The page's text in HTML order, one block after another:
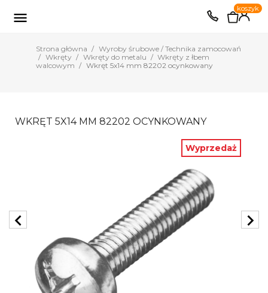
EUR PLN

0
koszyk
Strona główna
Wyroby śrubowe / Technika zamocowań
Wkręty
Wkręty do metalu
Wkręty z łbem
walcowym
Wkręt 5x14 mm 82202 ocynkowany
WKRĘT 5X14 MM 82202 OCYNKOWANY
Wyprzedaż
chevron_left chevron_right